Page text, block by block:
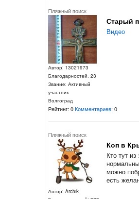
Пляжный поиск
Автор: 13021973
Благодарностей: 23
Звание: Активный
участник
Волгоград
Старый
Видео
Рейтинг: 0Комментариев: 0
Пляжный поиск
Автор: Archik
Коп в
Кто тут
можно
есть